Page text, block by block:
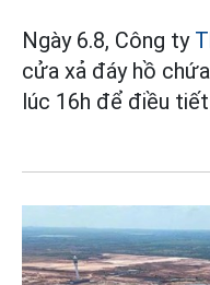
Ngày 6.8, Công ty
cửa xả đáy hồ
lúc 16h để điều